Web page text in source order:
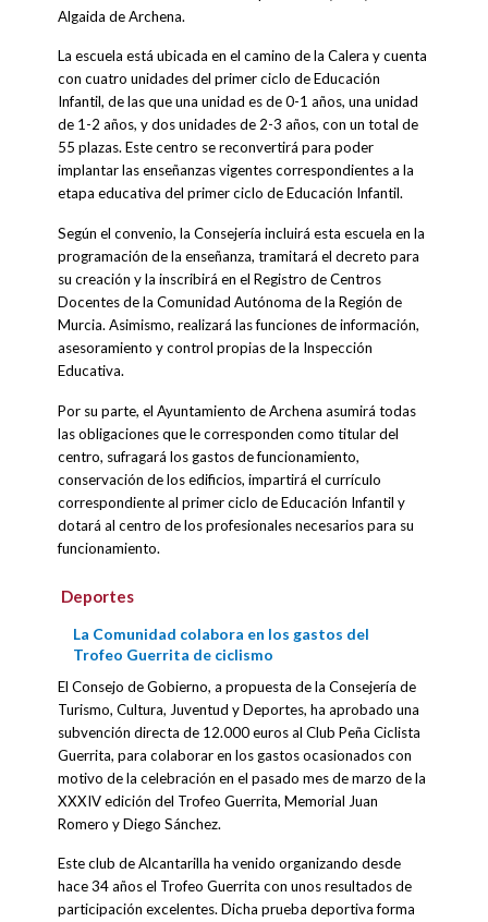
Algaida de Archena.
La escuela está ubicada en el camino de la Calera y cuenta
con cuatro unidades del primer ciclo de Educación
Infantil, de las que una unidad es de 0-1 años, una unidad
de 1-2 años, y dos unidades de 2-3 años, con un total de
55 plazas. Este centro se reconvertirá para poder
implantar las enseñanzas vigentes correspondientes a la
etapa educativa del primer ciclo de Educación Infantil.
Según el convenio, la Consejería incluirá esta escuela en la
programación de la enseñanza, tramitará el decreto para
su creación y la inscribirá en el Registro de Centros
Docentes de la Comunidad Autónoma de la Región de
Murcia. Asimismo, realizará las funciones de información,
asesoramiento y control propias de la Inspección
Educativa.
Por su parte, el Ayuntamiento de Archena asumirá todas
las obligaciones que le corresponden como titular del
centro, sufragará los gastos de funcionamiento,
conservación de los edificios, impartirá el currículo
correspondiente al primer ciclo de Educación Infantil y
dotará al centro de los profesionales necesarios para su
funcionamiento.
Deportes
La Comunidad colabora en los gastos del
Trofeo Guerrita de ciclismo
El Consejo de Gobierno, a propuesta de la Consejería de
Turismo, Cultura, Juventud y Deportes, ha aprobado una
subvención directa de 12.000 euros al Club Peña Ciclista
Guerrita, para colaborar en los gastos ocasionados con
motivo de la celebración en el pasado mes de marzo de la
XXXIV edición del Trofeo Guerrita, Memorial Juan
Romero y Diego Sánchez.
Este club de Alcantarilla ha venido organizando desde
hace 34 años el Trofeo Guerrita con unos resultados de
participación excelentes. Dicha prueba deportiva forma